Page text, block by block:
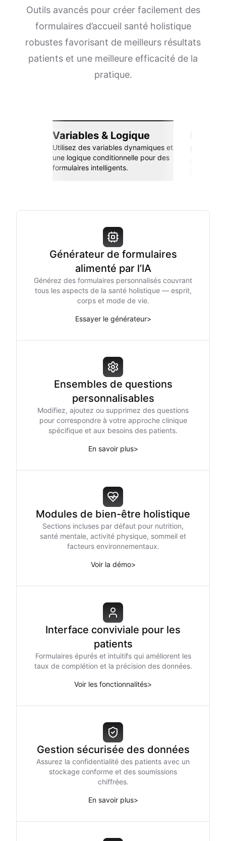
Outils avancés pour créer facilement des
formulaires d’accueil santé holistique
robustes favorisant de meilleurs résultats
patients et une meilleure efficacité de la
pratique.
Variables & Logique
Utilisez des variables dynamiques et
une logique conditionnelle pour des
formulaires intelligents.
Générateur de formulaires
alimenté par l’IA
Générez des formulaires personnalisés couvrant
tous les aspects de la santé holistique — esprit,
corps et mode de vie.
Essayer le générateur>
Ensembles de questions
personnalisables
Modifiez, ajoutez ou supprimez des questions
pour correspondre à votre approche clinique
spécifique et aux besoins des patients.
En savoir plus>
Modules de bien-être holistique
Sections incluses par défaut pour nutrition,
santé mentale, activité physique, sommeil et
facteurs environnementaux.
Voir la démo>
Interface conviviale pour les
patients
Formulaires épurés et intuitifs qui améliorent les
taux de complétion et la précision des données.
Voir les fonctionnalités>
Gestion sécurisée des données
Assurez la confidentialité des patients avec un
stockage conforme et des soumissions
chiffrées.
En savoir plus>